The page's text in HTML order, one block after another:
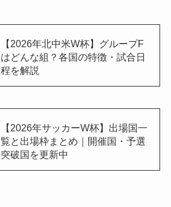
【2026年北中米W杯】グループF
はどんな組？各国の特徴・試合日
程を解説
【2026年サッカーW杯】出場国一
覧と出場枠まとめ｜開催国・予選
突破国を更新中